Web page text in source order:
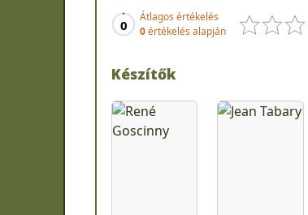
0
Átlagos értékelés
0értékelés alapján
Készítők